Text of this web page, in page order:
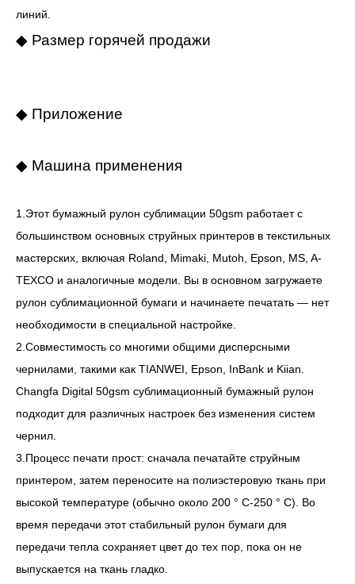
линий.
◆ Размер горячей продажи
◆ Приложение
◆ Машина применения
1.Этот бумажный рулон сублимации 50gsm работает с
большинством основных струйных принтеров в текстильных
мастерских, включая Roland, Mimaki, Mutoh, Epson, MS, A-
TEXCO и аналогичные модели. Вы в основном загружаете
рулон сублимационной бумаги и начинаете печатать — нет
необходимости в специальной настройке.
2.Совместимость со многими общими дисперсными
чернилами, такими как TIANWEI, Epson, InBank и Kiian.
Changfa Digital 50gsm сублимационный бумажный рулон
подходит для различных настроек без изменения систем
чернил.
3.Процесс печати прост: сначала печатайте струйным
принтером, затем переносите на полиэстеровую ткань при
высокой температуре (обычно около 200 ° C-250 ° C). Во
время передачи этот стабильный рулон бумаги для
передачи тепла сохраняет цвет до тех пор, пока он не
выпускается на ткань гладко.